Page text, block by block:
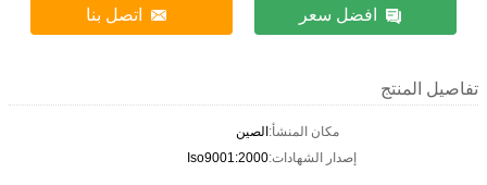
افضل سعر اتصل بنا
الصين
إصدار الشهادات:Iso9001:2000